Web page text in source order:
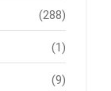
(288)
(1)
(9)